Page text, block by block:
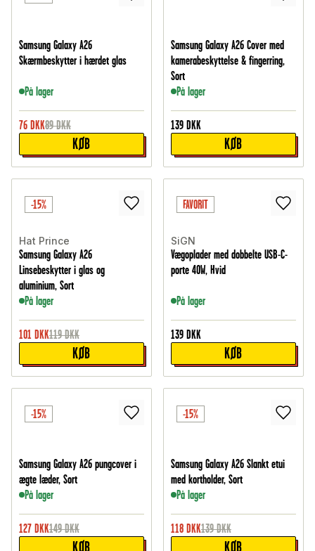
Samsung Galaxy A26
Skærmbeskytter i hærdet glas
På lager
76 DKK89 DKK
KØB
Samsung Galaxy A26 Cover med
kamerabeskyttelse & fingerring,
Sort
På lager
139 DKK
KØB
-15%
Hat Prince
Samsung Galaxy A26
Linsebeskytter i glas og
aluminium, Sort
På lager
101 DKK119 DKK
KØB
FAVORIT
SiGN
Vægoplader med dobbelte USB-C-
porte 40W, Hvid
På lager
139 DKK
KØB
-15%
Samsung Galaxy A26 pungcover i
ægte læder, Sort
På lager
127 DKK149 DKK
KØB
-15%
Samsung Galaxy A26 Slankt etui
med kortholder, Sort
På lager
118 DKK139 DKK
KØB